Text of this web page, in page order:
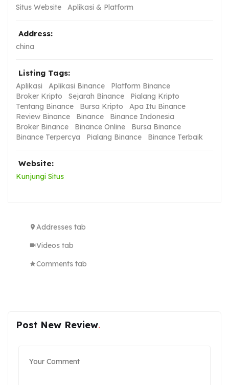
Situs Website Aplikasi & Platform
Address:
china
Listing Tags:
Aplikasi Aplikasi Binance
Platform Binance
Broker Kripto
Sejarah Binance
Pialang Kripto
Tentang Binance
Bursa Kripto
Apa Itu Binance
Review Binance
Binance
Binance Indonesia
Broker Binance
Binance Online
Bursa Binance
Binance Terpercya
Pialang Binance Binance Terbaik
Website:
Kunjungi Situs
Addresses tab
Videos tab
Comments tab
Post New Review